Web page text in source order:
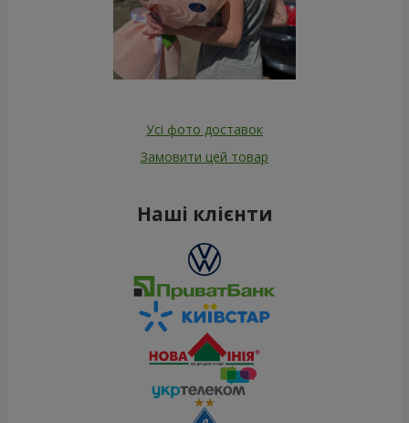
Усі фото доставок
Замовити цей товар
Наші клієнти